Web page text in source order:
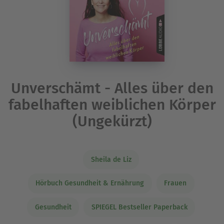
Unverschämt - Alles über den
fabelhaften weiblichen Körper
(Ungekürzt)
Sheila de Liz
Hörbuch Gesundheit & Ernährung Frauen
Gesundheit SPIEGEL Bestseller Paperback